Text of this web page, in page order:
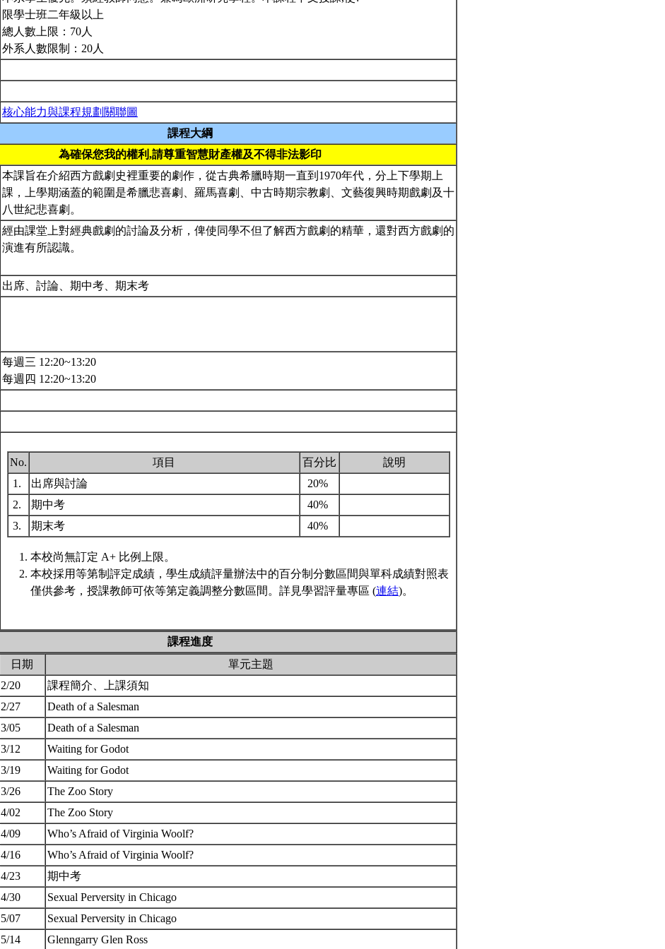
限學士班二年級以上
總人數上限：70人
外系人數限制：20人
核心能力與課程規劃關聯圖
課程大綱
為確保您我的權利,請尊重智慧財產權及不得非法影印
本課旨在介紹西方戲劇史裡重要的劇作，從古典希臘時期一直到1970年代，分上下學期上
課，上學期涵蓋的範圍是希臘悲喜劇、羅馬喜劇、中古時期宗教劇、文藝復興時期戲劇及十
八世紀悲喜劇。
經由課堂上對經典戲劇的討論及分析，俾使同學不但了解西方戲劇的精華，還對西方戲劇的
演進有所認識。
出席、討論、期中考、期末考
每週三 12:20~13:20
每週四 12:20~13:20
No. 項目 百分比
說明
1.
出席與討論
20%
2.
期中考
40%
3.
期末考 40%
本校尚無訂定 A+ 比例上限。
本校採用等第制評定成績，學生成績評量辦法中的百分制分數區間與單科成績對照表
僅供參考，授課教師可依等第定義調整分數區間。詳見學習評量專區 (連結)。
課程進度
日期
單元主題
2/20
課程簡介、上課須知
2/27
Death of a Salesman
3/05
Death of a Salesman
3/12
Waiting for Godot
3/19
Waiting for Godot
3/26
The Zoo Story
4/02
The Zoo Story
4/09
Who’s Afraid of Virginia Woolf?
4/16
Who’s Afraid of Virginia Woolf?
4/23
期中考
4/30
Sexual Perversity in Chicago
5/07
Sexual Perversity in Chicago
5/14 Glenngarry Glen Ross